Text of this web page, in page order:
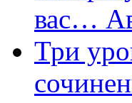
вас…
Три